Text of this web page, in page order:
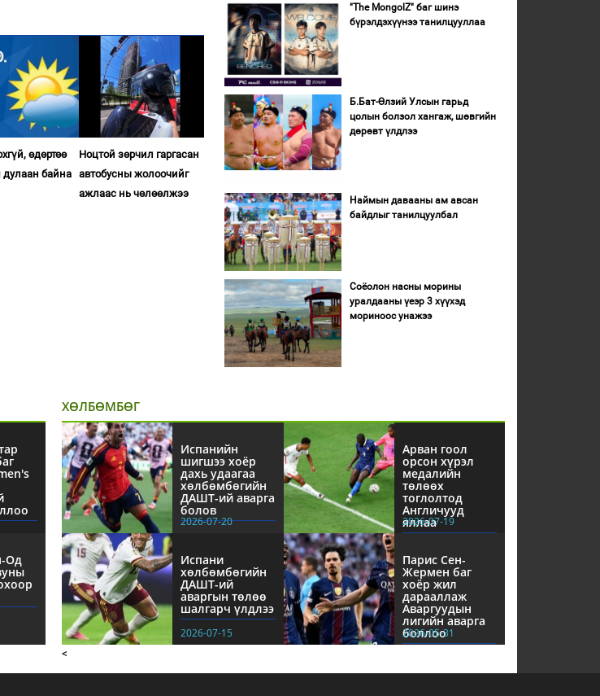
өдөртөө
дулаан байна
Ноцтой зөрчил гаргасан
автобусны жолоочийг
ажлаас нь чөлөөлжээ
"The MongolZ" баг шинэ
бүрэлдэхүүнээ танилцууллаа
Б.Бат-Өлзий Улсын гарьд
цолын болзол хангаж, шөвгийн
дөрөвт үлдлээ
Наймын давааны ам авсан
байдлыг танилцуулбал
Соёолон насны морины
уралдааны үеэр 3 хүүхэд
мориноос унажээ
Од
ХӨЛБӨМБӨГ
Испанийн
шигшээ хоёр
дахь удаагаа
хөлбөмбөгийн
ДАШТ-ий аварга
болов
2026-07-20
Арван гоол
орсон хүрэл
медалийн
төлөөх
тоглолтод
Англичууд
яллаа
2026-07-19
Испани
хөлбөмбөгийн
ДАШТ-ий
аваргын төлөө
шалгарч үлдлээ
2026-07-15
Парис Сен-
Жермен баг
хоёр жил
дарааллаж
Аваргуудын
лигийн аварга
боллоо
2026-05-31
<